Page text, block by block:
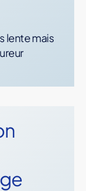
lente mais